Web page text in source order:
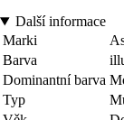
Další informace
Marki
Barva
Dominantní barva
Typ